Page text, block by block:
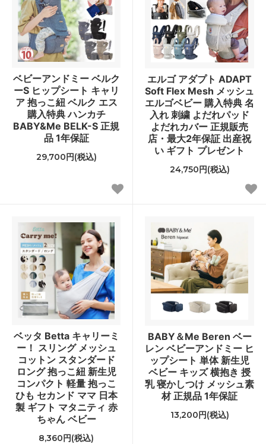
ベビーアンドミー ベルク
ーS ヒップシート キャリ
ア 抱っこ紐 ベルク エス
購入特典 ハンカチ
BABY&Me BELK-S 正規
品 1年保証
29,700円(税込)
エルゴ アダプト ADAPT
Soft Flex Mesh メッシュ
エルゴベビー 購入特典 名
入れ 刺繍 よだれパッド
よだれカバー 正規販売
店・最大2年保証 出産祝
い ギフト プレゼント
24,750円(税込)
ベッタ Betta キャリーミ
ー！ スリング メッシュ
コットン スタンダード
ロング 抱っこ紐 新生児
コンパクト 軽量 抱っこ
ひも セカンド ママ 日本
製 ギフト マタニティ 赤
ちゃん ベビー
8,360円(税込)
BABY＆Me Beren ベー
レン ベビーアンドミー ヒ
ップシート 単体 新生児
ベビー キッズ 横抱き 授
乳 寝かしつけ メッシュ素
材 正規品 1年保証
13,200円(税込)